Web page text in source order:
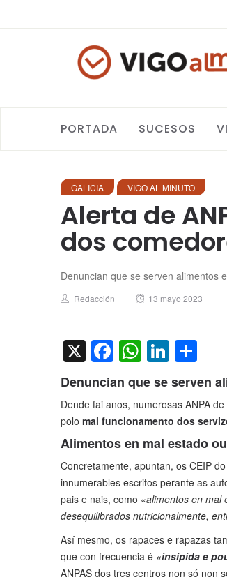
PORTADA SUCESOS
GALICIA VIGO AL MINUTO
Alerta de
dos
Denuncian que se serven alimentos
Author
Redacción
Posted
13 mayo 2023
X Facebook
Denuncian que se serven
Dende fai anos, numerosas ANPA
polo mal funcionamento dos
Alimentos en mal estado
Concretamente, apuntan, os CEIP
innumerables escritos perante as
pais e nais, como «alimentos en mal
desequilibrados nutricionalmente,
Así mesmo, os rapaces e rapazas
que con frecuencia é «insípida e
ANPAS dos tres centros non só non